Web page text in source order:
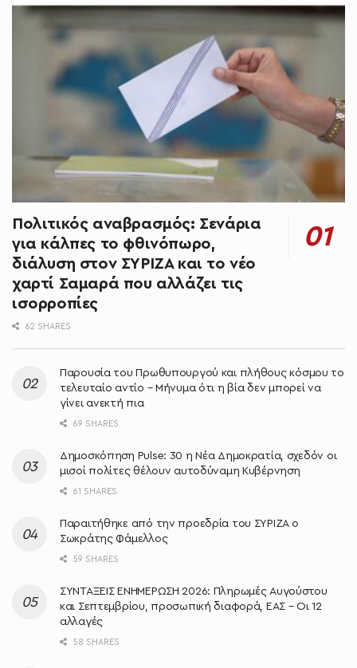
Πολιτικός αναβρασμός: Σενάρια
για κάλπες το φθινόπωρο,
διάλυση στον ΣΥΡΙΖΑ και το νέο
χαρτί Σαμαρά που αλλάζει τις
ισορροπίες
62 SHARES
Παρουσία του Πρωθυπουργού και πλήθους κόσμου το
τελευταίο αντίο – Μήνυμα ότι η βία δεν μπορεί να
γίνει ανεκτή πια
69 SHARES
Δημοσκόπηση Pulse: 30 η Νέα Δημοκρατία, σχεδόν οι
μισοί πολίτες θέλουν αυτοδύναμη Κυβέρνηση
61 SHARES
Παραιτήθηκε από την προεδρία του ΣΥΡΙΖΑ ο
Σωκράτης Φάμελλος
59 SHARES
ΣΥΝΤΑΞΕΙΣ ΕΝΗΜΕΡΩΣΗ 2026: Πληρωμές Αυγούστου
και Σεπτεμβρίου, προσωπική διαφορά, ΕΑΣ – Οι 12
αλλαγές
58 SHARES